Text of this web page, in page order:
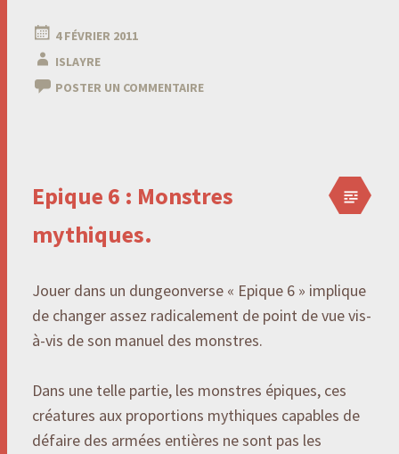
4 FÉVRIER 2011
ISLAYRE
POSTER UN COMMENTAIRE
Epique 6 : Monstres
mythiques.
Jouer dans un dungeonverse « Epique 6 » implique
de changer assez radicalement de point de vue vis-
à-vis de son manuel des monstres.
Dans une telle partie, les monstres épiques, ces
créatures aux proportions mythiques capables de
défaire des armées entières ne sont pas les